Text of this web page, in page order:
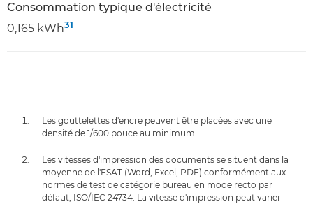
Consommation typique d'électricité
0,165 kWh31
Les gouttelettes d'encre peuvent être placées avec une
densité de 1/600 pouce au minimum.
Les vitesses d'impression des documents se situent dans la
moyenne de l'ESAT (Word, Excel, PDF) conformément aux
normes de test de catégorie bureau en mode recto par
défaut, ISO/IEC 24734. La vitesse d'impression peut varier